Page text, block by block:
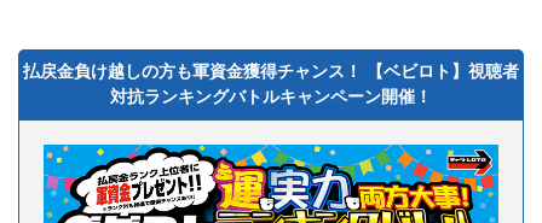
払戻金負け越しの方も軍資金獲得チャンス！ 【ベビロト】視聴者
対抗ランキングバトルキャンペーン開催！